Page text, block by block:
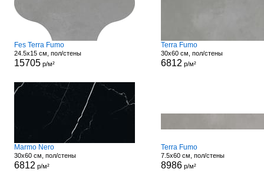
Fes Terra Fumo
24.5x15 см, пол/стены
15705р/м²
Terra Fumo
30x60 см, пол/стены
6812 р/м²
Marmo Nero
30x60 см, пол/стены
6812 р/м²
Terra Fumo
7.5x60 см, пол/стены
8986р/м²